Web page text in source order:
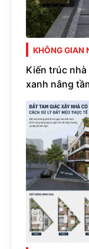
KHÔNG GIAN
Kiến trúc
xanh nâng